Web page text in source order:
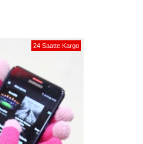
24 Saatte Kargo